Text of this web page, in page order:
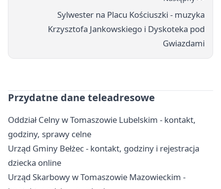
Sylwester na Placu Kościuszki - muzyka
Krzysztofa Jankowskiego i Dyskoteka pod
Gwiazdami
Przydatne dane teleadresowe
Oddział Celny w Tomaszowie Lubelskim - kontakt,
godziny, sprawy celne
Urząd Gminy Bełżec - kontakt, godziny i rejestracja
dziecka online
Urząd Skarbowy w Tomaszowie Mazowieckim -